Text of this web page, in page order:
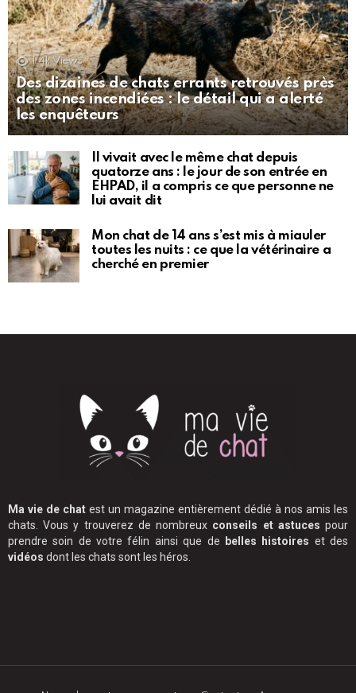
1.4k Views
Des dizaines de chats errants retrouvés près
des zones incendiées : le détail qui a alerté
les enquêteurs
Il vivait avec le même chat depuis
quatorze ans : le jour de son entrée en
EHPAD, il a compris ce que personne ne
lui avait dit
Mon chat de 14 ans s’est mis à miauler
toutes les nuits : ce que la vétérinaire a
cherché en premier
Ma vie de chat est un magazine entièrement dédié à nos amis les
chats. Vous y trouverez de nombreux conseils et astuces pour
prendre soin de votre félin ainsi que de
belles histoires et des
vidéos dont les chats sont les héros.